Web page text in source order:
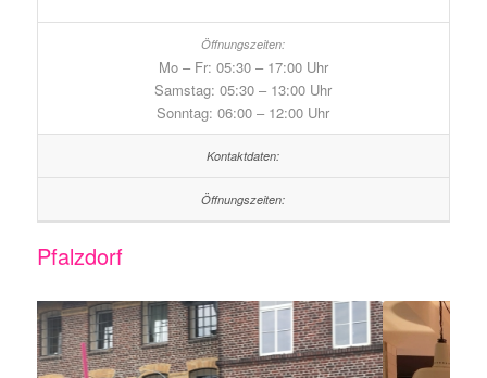
Mo – Fr: 05:30 – 17:00 Uhr
Samstag: 05:30 – 13:00 Uhr
Sonntag: 06:00 – 12:00 Uhr
Pfalzdorf